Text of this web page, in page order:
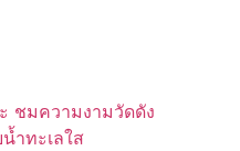
ชมความงามวัดดัง
ำทะเลใส